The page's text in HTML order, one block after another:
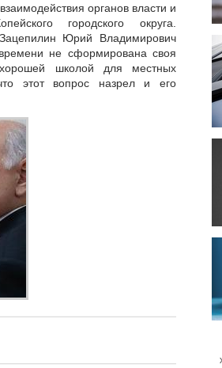
органов власти и
городского округа.
Юрий Владимирович
не сформирована своя
школой для местных
этот вопрос назрел и его